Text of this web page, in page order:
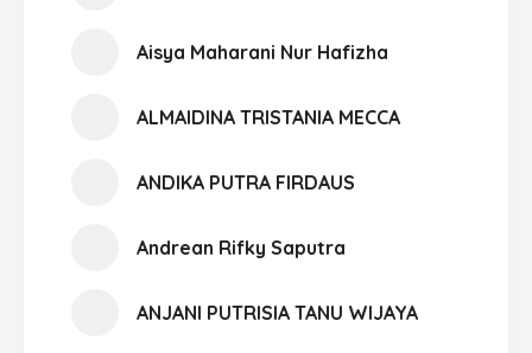
Aisya Maharani Nur Hafizha
ALMAIDINA TRISTANIA MECCA
ANDIKA PUTRA FIRDAUS
Andrean Rifky Saputra
ANJANI PUTRISIA TANU WIJAYA